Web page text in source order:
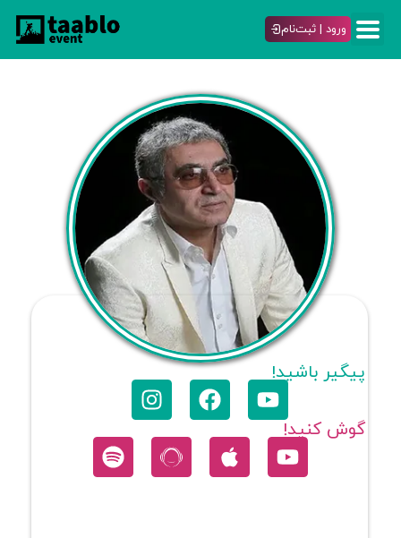
ورود | ثبت‌نام
پیگیر باشید!
گوش کنید!